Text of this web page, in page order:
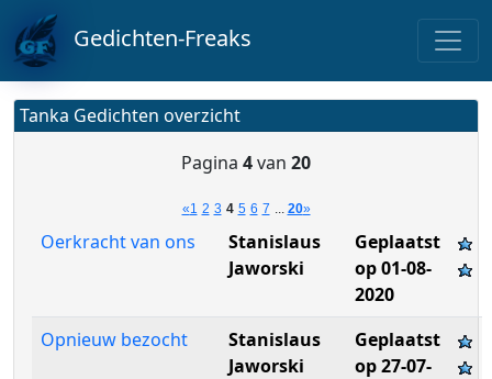
Gedichten-Freaks
Tanka Gedichten overzicht
Pagina 4van 20
«1 2 3 4 5 6 7 ... 20»
Oerkracht van ons
Stanislaus
Jaworski
Geplaatst
op 01-08-
2020
Opnieuw bezocht
Stanislaus
Jaworski
Geplaatst
op 27-07-